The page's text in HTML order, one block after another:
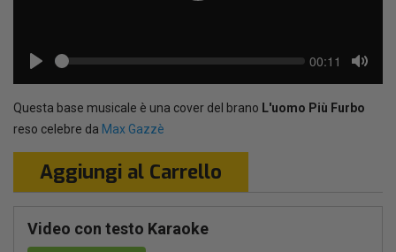
Seek Current
00:11
Mute
Questa base musicale è una cover del brano L'uomo Più Furbo
reso celebre da Max Gazzè
Aggiungi al Carrello
Video con testo Karaoke